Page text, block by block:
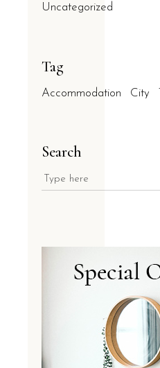
Uncategorized
Tag
Accommodation City
Search